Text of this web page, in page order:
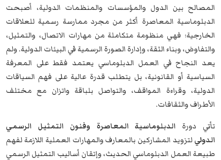
المصالح بين الدول والمؤسسات والمنظمات الدولية، أصبحت
الدبلوماسية المعاصرة أكثر من مجرد ممارسة رسمية للعلاقات
الخارجية؛ فهي منظومة متكاملة من مهارات الاتصال، والتمثيل،
والتفاوض، وبناء الثقة، وإدارة الصورة الرسمية في البيئات الدولية. ولم
يعد النجاح في العمل الدبلوماسي يعتمد فقط على المعرفة
السياسية أو القانونية، بل يتطلب قدرة عالية على فهم السياقات
الدولية، وقراءة المواقف، والتواصل بلباقة واتزان مع مختلف
الأطراف والثقافات.
تأتي دورة الدبلوماسية المعاصرة وفنون التمثيل الرسمي
الدوليلتزويد المشاركين بالمعارف والمهارات العملية اللازمة لفهم
طبيعة العمل الدبلوماسي الحديث، وإتقان أساليب التمثيل الرسمي